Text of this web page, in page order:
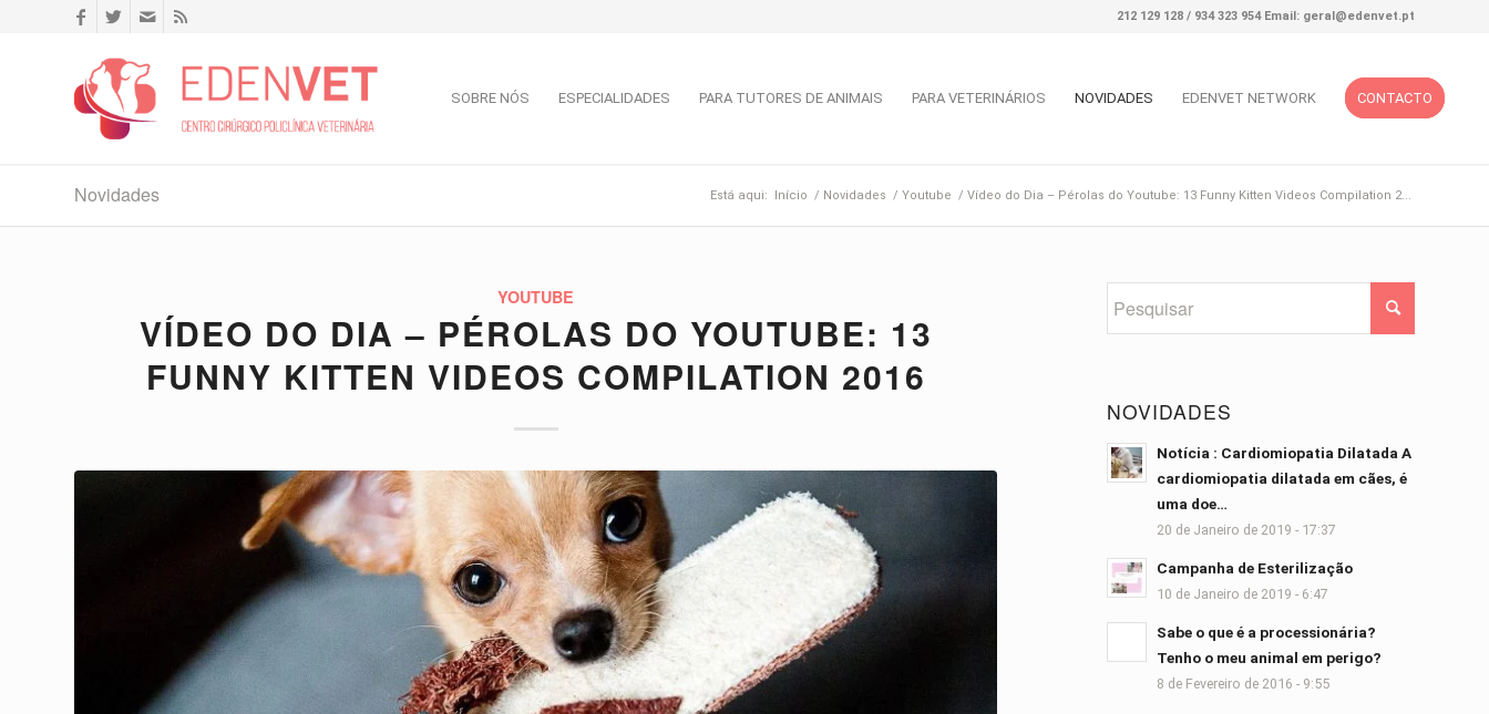
212 129 128 / 934 323 954 Email: geral@edenvet.pt
SOBRE NÓS ESPECIALIDADES PARA TUTORES DE ANIMAIS PARA VETERINÁRIOS NOVIDADES EDENVET NETWORK CONTACTO
Novidades Está aqui: Início / Novidades / Youtube / Vídeo do Dia – Pérolas do Youtube: 13 Funny Kitten Videos Compilation 2...
YOUTUBE
VÍDEO DO DIA – PÉROLAS DO YOUTUBE: 13
FUNNY KITTEN VIDEOS COMPILATION 2016
NOVIDADES
Notícia : Cardiomiopatia Dilatada A
cardiomiopatia dilatada em cães, é
uma doe…
20 de Janeiro de 2019 - 17:37
Campanha de Esterilização
10 de Janeiro de 2019 - 6:47
Sabe o que é a processionária?
Tenho o meu animal em perigo?
8 de Fevereiro de 2016 - 9:55